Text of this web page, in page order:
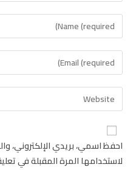
احفظ اسمي، بريدي الإلكتروني،
لاستخدامها المرة المقبلة في